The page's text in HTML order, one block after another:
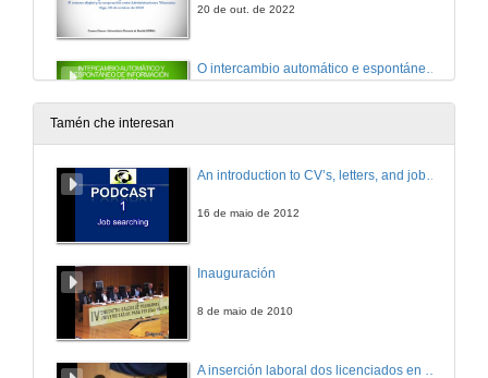
20 de out. de 2022
O intercambio automático e espontáneo de información fiscal dentro da UE e no marco da OCDE
20 de out. de 2022
Conferencia
Conferencia
Tamén che interesan
An introduction to CV’s, letters, and job searching
16 de maio de 2012
Inauguración
8 de maio de 2010
A inserción laboral dos licenciados en Ciencias do Mar: a carreira investigadora